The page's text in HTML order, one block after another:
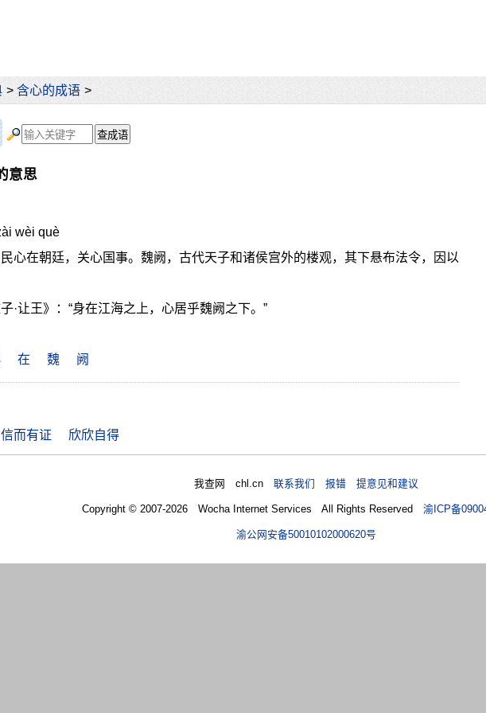
> 含心的成语 >
意思
wèi què
民心在朝廷，关心国事。魏阙，古代天子和诸侯宫外的楼观，其下悬布法令，因以
·让王》：“身在江海之上，心居乎魏阙之下。”
在 魏 阙
信而有证 欣欣自得
我查网 chl.cn联系我们 报错 提意见和建议
Copyright © 2007-2026 Wocha Internet Services All Rights Reserved渝ICP备
渝公网安备50010102000620号